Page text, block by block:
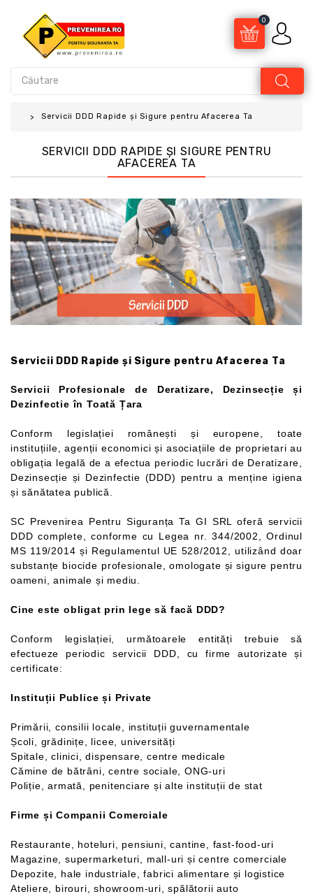
0
Servicii DDD Rapide și Sigure pentru Afacerea Ta
SERVICII DDD RAPIDE ȘI SIGURE PENTRU
AFACEREA TA
Servicii DDD Rapide și Sigure pentru Afacerea Ta
Servicii Profesionale de Deratizare, Dezinsecție și
Dezinfectie în Toată Țara
Conform legislației românești și europene, toate
instituțiile, agenții economici și asociațiile de proprietari au
obligația legală de a efectua periodic lucrări de Deratizare,
Dezinsecție și Dezinfectie (DDD) pentru a menține igiena
și sănătatea publică.
SC Prevenirea Pentru Siguranța Ta GI SRL oferă servicii
DDD complete, conforme cu Legea nr. 344/2002, Ordinul
MS 119/2014 și Regulamentul UE 528/2012, utilizând doar
substanțe biocide profesionale, omologate și sigure pentru
oameni, animale și mediu.
Cine este obligat prin lege să facă DDD?
Conform legislației, următoarele entități trebuie să
efectueze periodic servicii DDD, cu firme autorizate și
certificate:
Instituții Publice și Private
Primării, consilii locale, instituții guvernamentale
Școli, grădinițe, licee, universități
Spitale, clinici, dispensare, centre medicale
Cămine de bătrâni, centre sociale, ONG-uri
Poliție, armată, penitenciare și alte instituții de stat
Firme și Companii Comerciale
Restaurante, hoteluri, pensiuni, cantine, fast-food-uri
Magazine, supermarketuri, mall-uri și centre comerciale
Depozite, hale industriale, fabrici alimentare și logistice
Ateliere, birouri, showroom-uri, spălătorii auto